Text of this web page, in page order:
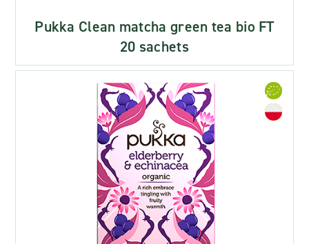
Pukka Clean matcha green tea bio FT
20 sachets